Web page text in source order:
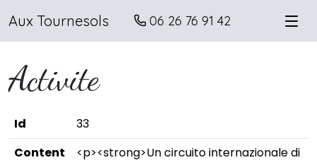
Aux Tournesols 06 26 76 91 42
Activite
Id
33
Content
<p><strong>Un circuito internazionale di